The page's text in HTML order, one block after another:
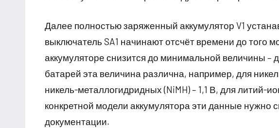
Далее полностью заряженный аккумулятор V1
выключатель SA1 начинают отсчёт времени до того
аккумуляторе снизится до минимальной величины –
батарей эта величина различна, например, для
никель-металлогидридных (NiMH) – 1,1 В, для литий-
конкретной модели аккумулятора эти данные нужно
документации.